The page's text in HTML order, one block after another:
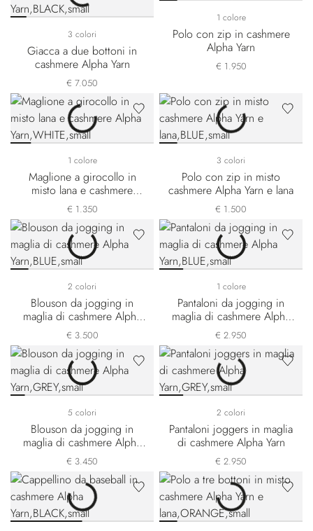
3 colori
Giacca a due bottoni in
cashmere Alpha Yarn
€ 7.050
1 colore
Polo con zip in cashmere
Alpha Yarn
€ 1.950
1 colore
Maglione a girocollo in
misto lana e cashmere
Alpha Yarn
€ 1.350
3 colori
Polo con zip in misto
cashmere Alpha Yarn e lana
€ 1.500
2 colori
Blouson da jogging in
maglia di cashmere Alpha
Yarn
€ 3.500
1 colore
Pantaloni da jogging in
maglia di cashmere Alpha
Yarn
€ 2.950
5 colori
Blouson da jogging in
maglia di cashmere Alpha
Yarn
€ 3.450
2 colori
Pantaloni joggers in maglia
di cashmere Alpha Yarn
€ 2.950